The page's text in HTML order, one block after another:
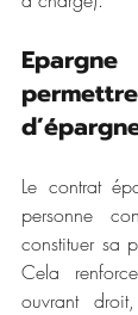
Le contrat
personne
constituer sa
Cela